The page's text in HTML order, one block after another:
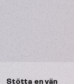
Stötta en vän